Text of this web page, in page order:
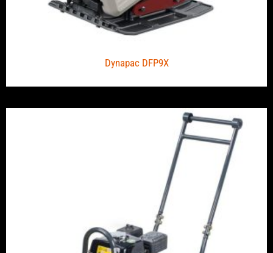
Dynapac DFP9X